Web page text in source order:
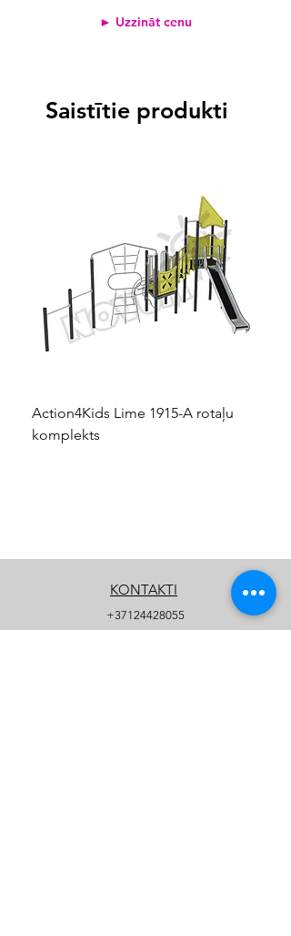
► Uzzināt cenu
Saistītie produkti
Action4Kids Lime 1915-A rotaļu
komplekts
KONTAKTI
+37124428055